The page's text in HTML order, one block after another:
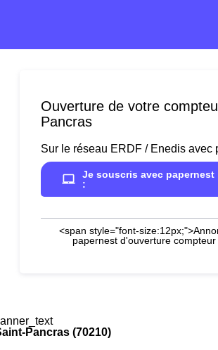
Ouverture de votre
Pancras
Sur le réseau ERDF / Enedis avec
Je souscris avec papernest
:
<span style="font-
papernest d'ouverture
Pancras (70210)